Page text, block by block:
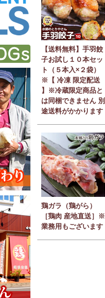
【送料無料】手羽餃
子お試し１０本セッ
ト（５本入×２袋）
※【 冷凍 限定配送
】※冷蔵限定商品と
は同梱できません 別
途送料がかかります
鶏ガラ（鶏がら）
［鶏肉 産地直送］※
業務用もございます